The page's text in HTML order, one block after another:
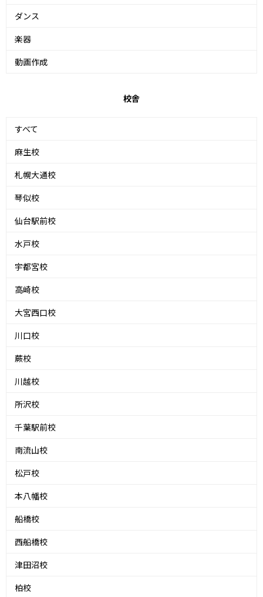
ダンス
楽器
動画作成
校舎
すべて
麻生校
札幌大通校
琴似校
仙台駅前校
水戸校
宇都宮校
高崎校
大宮西口校
川口校
蕨校
川越校
所沢校
千葉駅前校
南流山校
松戸校
本八幡校
船橋校
西船橋校
津田沼校
柏校